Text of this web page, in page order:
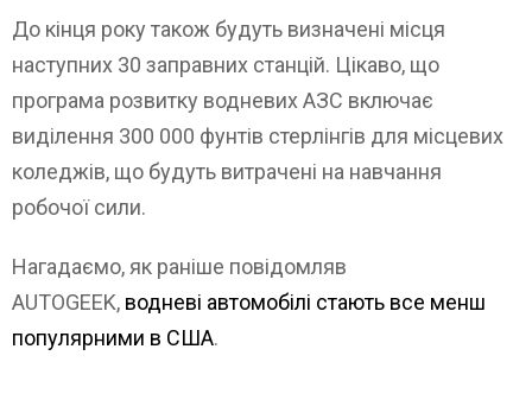
До кінця року також будуть визначені місця
наступних 30 заправних станцій. Цікаво, що
програма розвитку водневих АЗС включає
виділення 300 000 фунтів стерлінгів для місцевих
коледжів, що будуть витрачені на навчання
робочої сили.
Нагадаємо, як раніше повідомляв
AUTOGEEK, водневі автомобілі стають все менш
популярними в США.